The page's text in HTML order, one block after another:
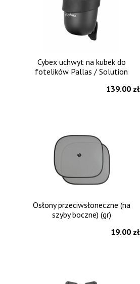
Cybex uchwyt na kubek do
fotelików Pallas / Solution
139.00 zł
Osłony przeciwsłoneczne (na
szyby boczne) (gr)
19.00 zł